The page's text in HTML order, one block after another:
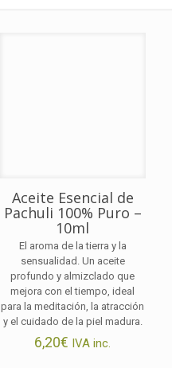
Aceite Esencial de
Pachuli 100% Puro –
10ml
El aroma de la tierra y la
sensualidad. Un aceite
profundo y almizclado que
mejora con el tiempo, ideal
para la meditación, la atracción
y el cuidado de la piel madura.
6,20€ IVA inc.